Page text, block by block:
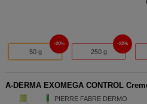
50 g
20%
250 g
22%
A-DERMA EXOMEGA CONTROL
PIERRE FABRE DERMO